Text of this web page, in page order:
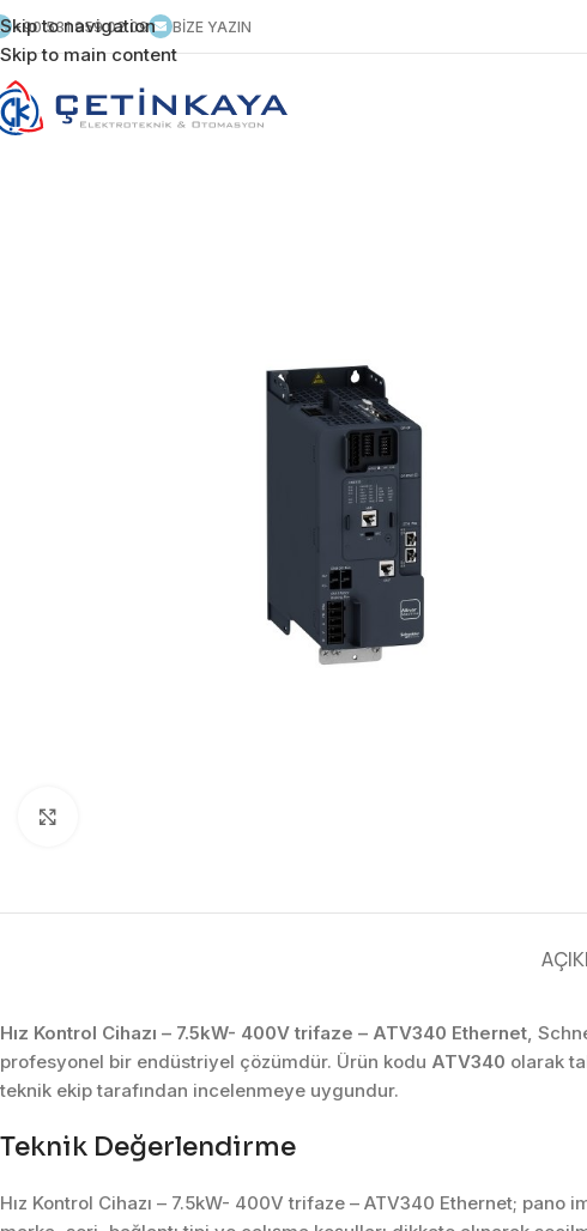
Skip to navigation
Skip to main content
+90 531 959 02 09 BİZE YAZIN
Hız Kontrol Cihazı – 7.5kW- 400V trifaze – ATV340 Ethernet,
profesyonel bir endüstriyel çözümdür. Ürün kodu ATV340 olarak
teknik ekip tarafından incelenmeye uygundur.
Teknik Değerlendirme
Hız Kontrol Cihazı – 7.5kW- 400V trifaze – ATV340 Ethernet;